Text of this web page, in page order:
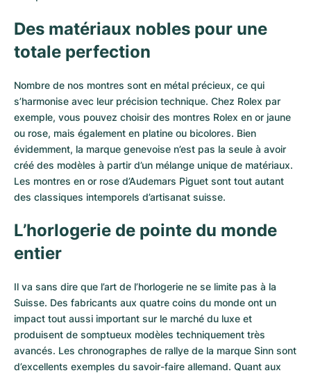
Des matériaux nobles pour une
totale perfection
Nombre de nos montres sont en métal précieux, ce qui
s’harmonise avec leur précision technique. Chez Rolex par
exemple, vous pouvez choisir des montres Rolex en or jaune
ou rose, mais également en platine ou bicolores. Bien
évidemment, la marque genevoise n’est pas la seule à avoir
créé des modèles à partir d’un mélange unique de matériaux.
Les montres en or rose d’Audemars Piguet sont tout autant
des classiques intemporels d’artisanat suisse.
L’horlogerie de pointe du monde
entier
Il va sans dire que l’art de l’horlogerie ne se limite pas à la
Suisse. Des fabricants aux quatre coins du monde ont un
impact tout aussi important sur le marché du luxe et
produisent de somptueux modèles techniquement très
avancés. Les chronographes de rallye de la marque Sinn sont
d’excellents exemples du savoir-faire allemand. Quant aux